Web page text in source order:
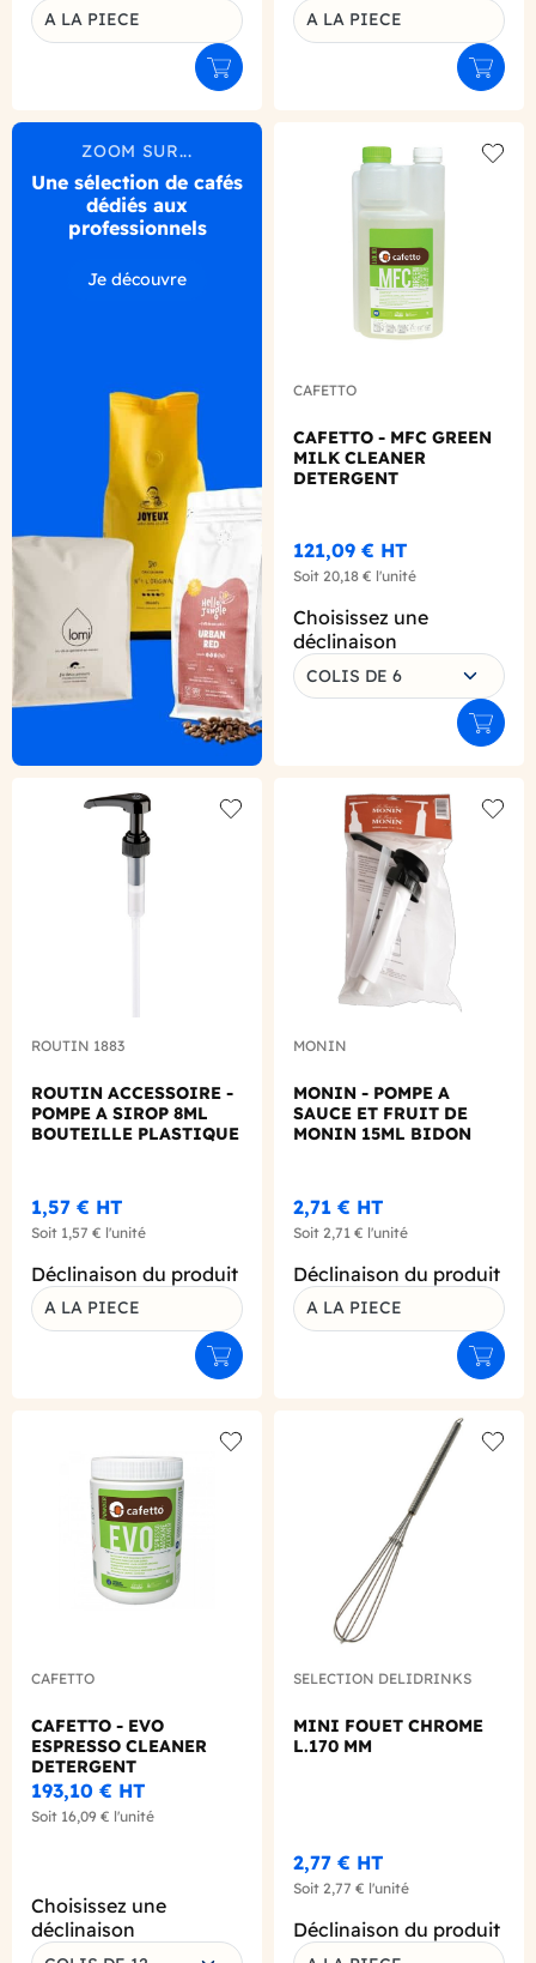
A LA PIECE
Ajouter au panier
A LA PIECE
ZOOM SUR...
Une sélection de cafés
dédiés aux
professionnels
Je découvre
CAFETTO
CAFETTO - MFC GREEN
MILK CLEANER
DETERGENT
121,09 € HT
Soit 20,18 € l'unité
Choisissez une
déclinaison
COLIS DE 6
Add to wishlist
ROUTIN 1883
ROUTIN ACCESSOIRE -
POMPE A SIROP 8ML
BOUTEILLE PLASTIQUE
1,57 € HT
Soit 1,57 € l'unité
Déclinaison du produit
A LA PIECE
Ajouter au panier
MONIN
MONIN - POMPE A
SAUCE ET FRUIT DE
MONIN 15ML BIDON
2,71 € HT
Soit 2,71 € l'unité
Déclinaison du produit
A LA PIECE
CAFETTO
CAFETTO - EVO
ESPRESSO CLEANER
DETERGENT
ECOLOGIQUE GROUPE
1KG
193,10 € HT
Soit 16,09 € l'unité
Choisissez une
déclinaison
SELECTION DELIDRINKS
MINI FOUET CHROME
L.170 MM
2,77 € HT
Soit 2,77 € l'unité
Déclinaison du produit